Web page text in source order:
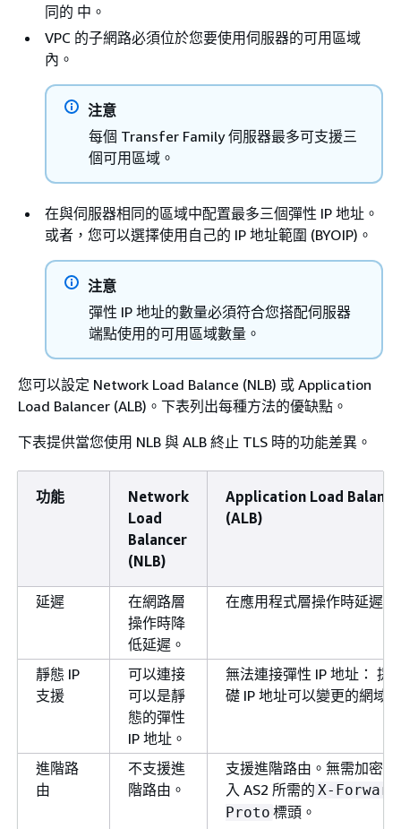
同的 中。
VPC 的子網路必須位於您要使用伺服器的可用區域
內。
注意
每個 Transfer Family 伺服器最多可支援三
個可用區域。
在與伺服器相同的區域中配置最多三個彈性 IP 地址。
或者，您可以選擇使用自己的 IP 地址範圍 (BYOIP)。
注意
彈性 IP 地址的數量必須符合您搭配伺服器
端點使用的可用區域數量。
您可以設定 Network Load Balance (NLB) 或 Application
Load Balancer (ALB)。下表列出每種方法的優缺點。
下表提供當您使用 NLB 與 ALB 終止 TLS 時的功能差異。
功能
Network
Load
Balancer
(NLB)
Application Load
(ALB)
延遲
在網路層
操作時降
低延遲。
在應用程式層操作時延遲較
靜態 IP
支援
可以連接
可以是靜
態的彈性
IP 地址。
無法連接彈性 IP 地址： 提
礎 IP 地址可以變更的網域。
進階路
由
不支援進
階路由。
支援進階路由。無需加密即
入 AS2 所需的 X-
Proto 標頭。